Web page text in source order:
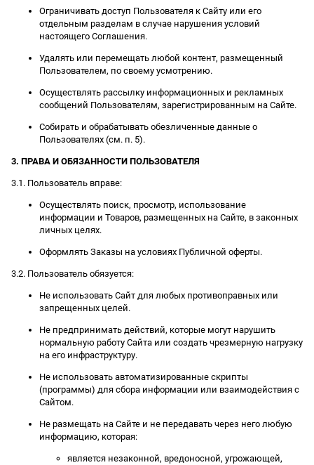
Ограничивать доступ Пользователя к Сайту или его
отдельным разделам в случае нарушения условий
настоящего Соглашения.
Удалять или перемещать любой контент, размещенный
Пользователем, по своему усмотрению.
Осуществлять рассылку информационных и рекламных
сообщений Пользователям, зарегистрированным на Сайте.
Собирать и обрабатывать обезличенные данные о
Пользователях (см. п. 5).
3. ПРАВА И ОБЯЗАННОСТИ ПОЛЬЗОВАТЕЛЯ
3.1. Пользователь вправе:
Осуществлять поиск, просмотр, использование
информации и Товаров, размещенных на Сайте, в законных
личных целях.
Оформлять Заказы на условиях Публичной оферты.
3.2. Пользователь обязуется:
Не использовать Сайт для любых противоправных или
запрещенных целей.
Не предпринимать действий, которые могут нарушить
нормальную работу Сайта или создать чрезмерную нагрузку
на его инфраструктуру.
Не использовать автоматизированные скрипты
(программы) для сбора информации или взаимодействия с
Сайтом.
Не размещать на Сайте и не передавать через него любую
информацию, которая:
является незаконной, вредоносной, угрожающей,